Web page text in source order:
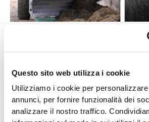
Questo sito web utilizza i cookie
Utilizziamo i cookie per personalizzare
annunci, per fornire funzionalità dei
analizzare il nostro traffico.
A sinistra: molti collaboratori di D’Ausilio
una ventina di anni A destra: ogni
Pionieri del sessaggio
Francesco lo sa bene, perché
Anna Chiacchierini, patròn